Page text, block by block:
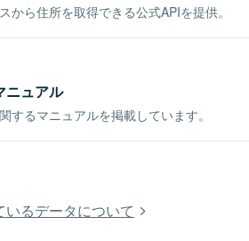
から住所を取得できる公式APIを提供。
ニュアル
するマニュアルを掲載しています。
るデータについて